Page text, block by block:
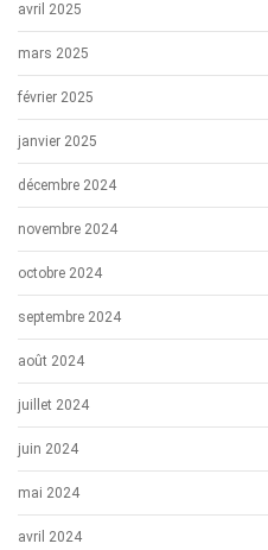
avril 2025
mars 2025
février 2025
janvier 2025
décembre 2024
novembre 2024
octobre 2024
septembre 2024
août 2024
juillet 2024
juin 2024
mai 2024
avril 2024